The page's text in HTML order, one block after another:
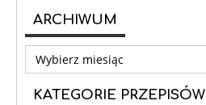
ARCHIWUM
Archiwum
KATEGORIE PRZEPISÓW